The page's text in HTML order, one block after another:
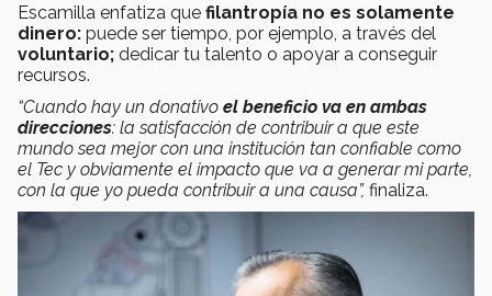
Escamilla enfatiza que filantropía no es solamente
dinero: puede ser tiempo, por ejemplo, a través del
voluntario; dedicar tu talento o apoyar a conseguir
recursos.
“Cuando hay un donativo el beneficio va en ambas
direcciones: la satisfacción de contribuir a que este
mundo sea mejor con una institución tan confiable como
el Tec y obviamente el impacto que va a generar mi parte,
con la que yo pueda contribuir a una causa”, finaliza.